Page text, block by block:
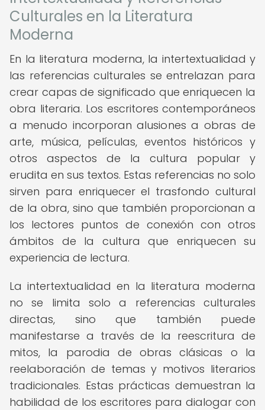
Culturales en la Literatura
Moderna
En la literatura moderna, la intertextualidad y
las referencias culturales se entrelazan para
crear capas de significado que enriquecen la
obra literaria. Los escritores contemporáneos
a menudo incorporan alusiones a obras de
arte, música, películas, eventos históricos y
otros aspectos de la cultura popular y
erudita en sus textos. Estas referencias no solo
sirven para enriquecer el trasfondo cultural
de la obra, sino que también proporcionan a
los lectores puntos de conexión con otros
ámbitos de la cultura que enriquecen su
experiencia de lectura.
La intertextualidad en la literatura moderna
no se limita solo a referencias culturales
directas, sino que también puede
manifestarse a través de la reescritura de
mitos, la parodia de obras clásicas o la
reelaboración de temas y motivos literarios
tradicionales. Estas prácticas demuestran la
habilidad de los escritores para dialogar con